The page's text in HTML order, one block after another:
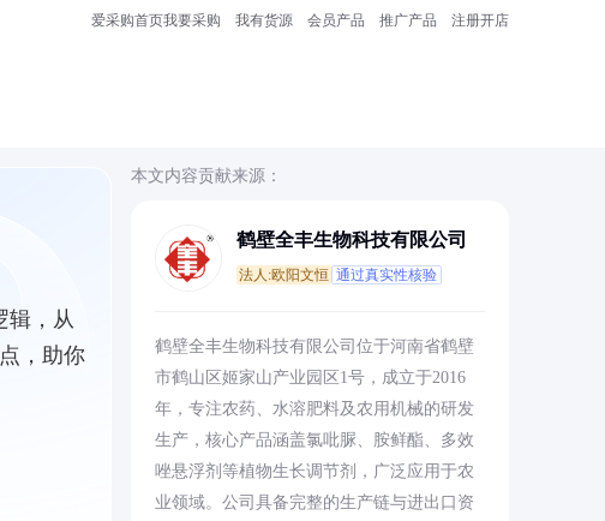
爱采购首页我要采购 我有货源 会员产品 推广产品 注册开店
辑，从
，助你
本文内容贡献来源：
鹤壁全丰生物科技有限公司
法人:欧阳文恒 通过真实性核验
鹤壁全丰生物科技有限公司位于河南省鹤壁
市鹤山区姬家山产业园区1号，成立于2016
年，专注农药、水溶肥料及农用机械的研发
生产，核心产品涵盖氯吡脲、胺鲜酯、多效
唑悬浮剂等植物生长调节剂，广泛应用于农
业领域。公司具备完整的生产链与进出口资